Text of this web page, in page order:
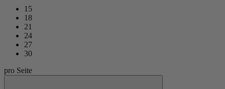
15
18
21
24
27
30
pro Seite